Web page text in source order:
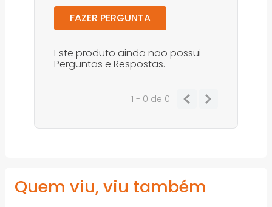
FAZER PERGUNTA
Este produto ainda não possui
Perguntas e Respostas.
1 - 0 de 0
Quem viu, viu também